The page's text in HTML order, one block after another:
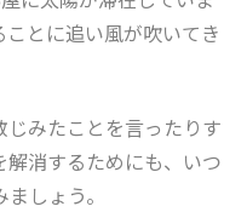
とに追い風が吹いてき
みたことを言ったりす
消するためにも、いつ
しょう。